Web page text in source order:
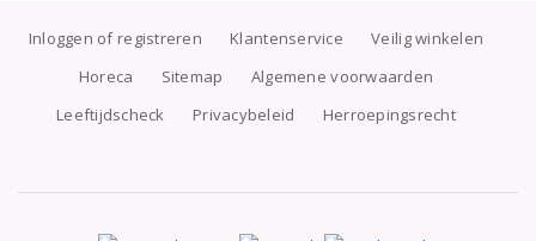
Inloggen of registreren Klantenservice
Veilig winkelen
Horeca
Sitemap
Algemene voorwaarden
Leeftijdscheck
Privacybeleid Herroepingsrecht